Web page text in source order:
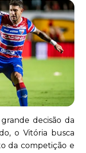
decisão da
o Vitória busca
da competição e